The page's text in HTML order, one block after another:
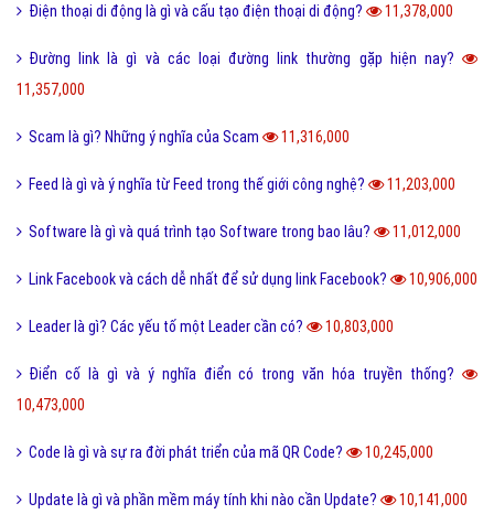
Điện thoại di động là gì và cấu tạo điện thoại di động? 11,378,000
Đường link là gì và các loại đường link thường gặp hiện nay?
11,357,000
Scam là gì? Những ý nghĩa của Scam 11,316,000
Feed là gì và ý nghĩa từ Feed trong thế giới công nghệ? 11,203,000
Software là gì và quá trình tạo Software trong bao lâu? 11,012,000
Link Facebook và cách dễ nhất để sử dụng link Facebook? 10,906,000
Leader là gì? Các yếu tố một Leader cần có? 10,803,000
Điển cố là gì và ý nghĩa điển có trong văn hóa truyền thống?
10,473,000
Code là gì và sự ra đời phát triển của mã QR Code? 10,245,000
Update là gì và phần mềm máy tính khi nào cần Update? 10,141,000